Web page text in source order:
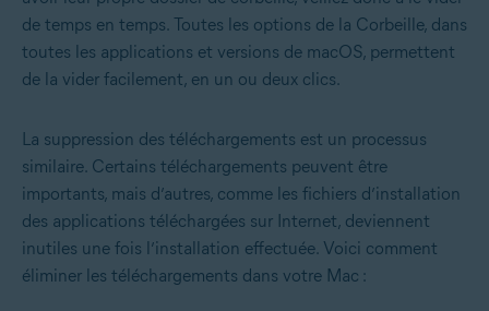
de temps en temps. Toutes les options de la Corbeille, dans
toutes les applications et versions de macOS, permettent
de la vider facilement, en un ou deux clics.
La suppression des téléchargements est un processus
similaire. Certains téléchargements peuvent être
importants, mais d’autres, comme les fichiers d’installation
des applications téléchargées sur Internet, deviennent
inutiles une fois l’installation effectuée. Voici comment
éliminer les téléchargements dans votre Mac :